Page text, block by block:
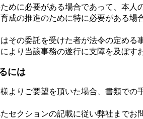
めに必要がある場合であって、本人
成の推進のために特に必要がある場
その委託を受けた者が法令の定め
より当該事務の遂行に支障を及ぼす
には
よりご要望を頂いた場合、書類で
セクションの記載に従い弊社まで